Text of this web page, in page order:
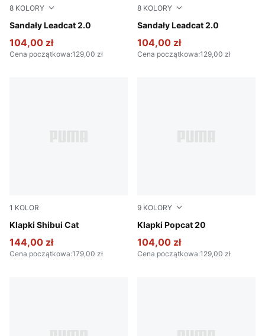
8 KOLORY
Sandały Leadcat 2.0
PUMA White-PUMA Black
104,00 zł
Cena początkowa:129,00 zł
8 KOLORY
Sandały Leadcat 2.0
Peacoat-Puma White
104,00 zł
Cena początkowa:129,00 zł
1 KOLOR
Klapki Shibui Cat
PUMA Black-PUMA Black
144,00 zł
Cena początkowa:179,00 zł
9 KOLORY
Klapki Popcat 20
Inky Blue-PUMA White
104,00 zł
Cena początkowa:129,00 zł